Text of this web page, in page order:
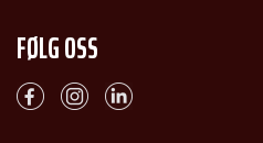
FØLG OSS